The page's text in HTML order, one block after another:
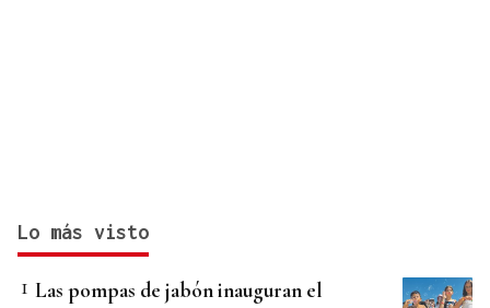
Lo más visto
Las pompas de jabón inauguran el